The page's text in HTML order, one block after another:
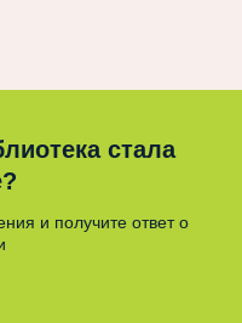
стала
и получите ответ о